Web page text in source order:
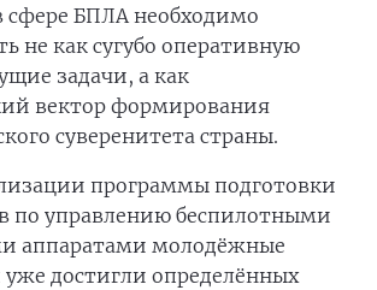
сфере БПЛА необходимо
не как сугубо оперативную
задачи, а как
вектор формирования
суверенитета страны.
программы подготовки
по управлению беспилотными
аппаратами молодёжные
достигли определённых